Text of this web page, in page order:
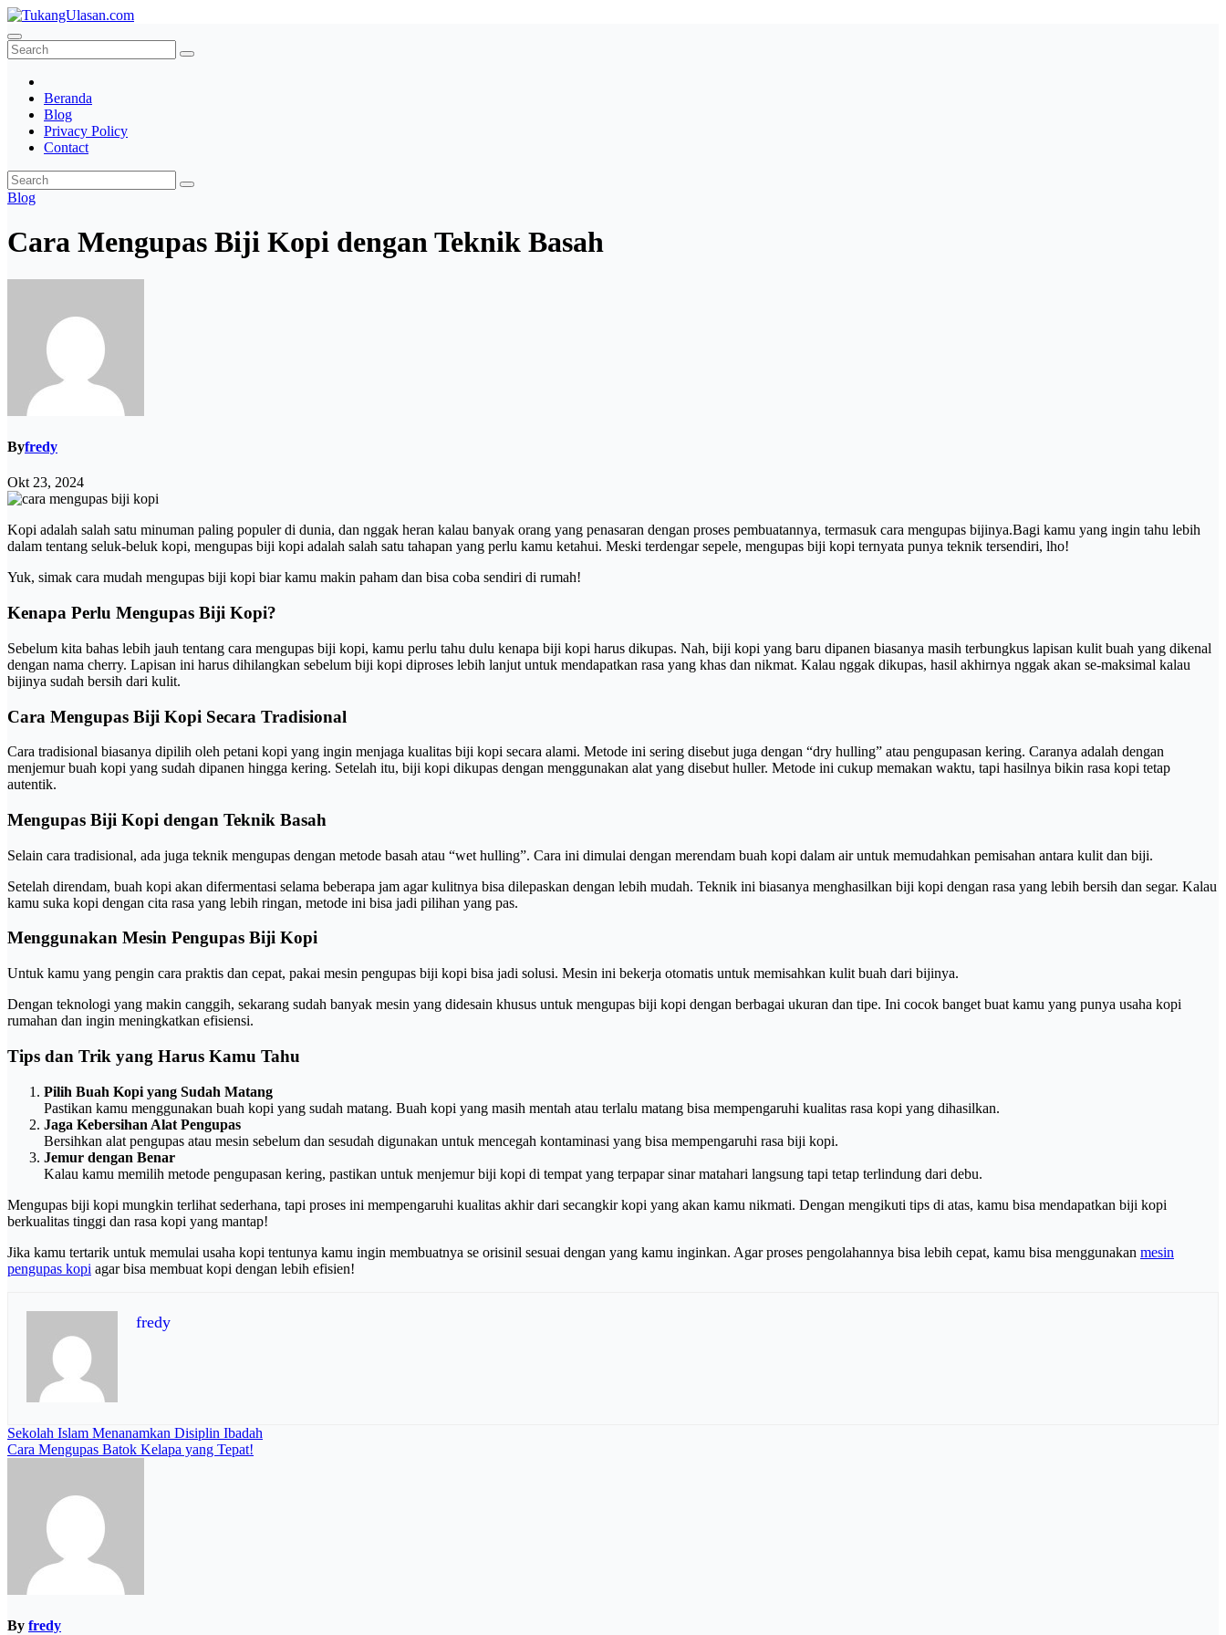
Skip
to
content
TukangUlasan.com
Baca Aja Dulu!
Beranda
Blog
Privacy Policy
Contact
Blog
Cara Mengupas Biji Kopi dengan Teknik Basah
Byfredy
Okt 23, 2024
Kopi adalah salah satu minuman paling populer di dunia, dan nggak heran kalau banyak orang yang penasaran dengan proses pembuatannya, termasuk cara mengupas bijinya.Bagi kamu yang ingin tahu lebih
dalam tentang seluk-beluk kopi, mengupas biji kopi adalah salah satu tahapan yang perlu kamu ketahui. Meski terdengar sepele, mengupas biji kopi ternyata punya teknik tersendiri, lho!
Yuk, simak cara mudah mengupas biji kopi biar kamu makin paham dan bisa coba sendiri di rumah!
Kenapa Perlu Mengupas Biji Kopi?
Sebelum kita bahas lebih jauh tentang cara mengupas biji kopi, kamu perlu tahu dulu kenapa biji kopi harus dikupas. Nah, biji kopi yang baru dipanen biasanya masih terbungkus lapisan kulit buah yang dikenal
dengan nama cherry. Lapisan ini harus dihilangkan sebelum biji kopi diproses lebih lanjut untuk mendapatkan rasa yang khas dan nikmat. Kalau nggak dikupas, hasil akhirnya nggak akan se-maksimal kalau
bijinya sudah bersih dari kulit.
Cara Mengupas Biji Kopi Secara Tradisional
Cara tradisional biasanya dipilih oleh petani kopi yang ingin menjaga kualitas biji kopi secara alami. Metode ini sering disebut juga dengan “dry hulling” atau pengupasan kering. Caranya adalah dengan
menjemur buah kopi yang sudah dipanen hingga kering. Setelah itu, biji kopi dikupas dengan menggunakan alat yang disebut huller. Metode ini cukup memakan waktu, tapi hasilnya bikin rasa kopi tetap
autentik.
Mengupas Biji Kopi dengan Teknik Basah
Selain cara tradisional, ada juga teknik mengupas dengan metode basah atau “wet hulling”. Cara ini dimulai dengan merendam buah kopi dalam air untuk memudahkan pemisahan antara kulit dan biji.
Setelah direndam, buah kopi akan difermentasi selama beberapa jam agar kulitnya bisa dilepaskan dengan lebih mudah. Teknik ini biasanya menghasilkan biji kopi dengan rasa yang lebih bersih dan segar. Kalau
kamu suka kopi dengan cita rasa yang lebih ringan, metode ini bisa jadi pilihan yang pas.
Menggunakan Mesin Pengupas Biji Kopi
Untuk kamu yang pengin cara praktis dan cepat, pakai mesin pengupas biji kopi bisa jadi solusi. Mesin ini bekerja otomatis untuk memisahkan kulit buah dari bijinya.
Dengan teknologi yang makin canggih, sekarang sudah banyak mesin yang didesain khusus untuk mengupas biji kopi dengan berbagai ukuran dan tipe. Ini cocok banget buat kamu yang punya usaha kopi
rumahan dan ingin meningkatkan efisiensi.
Tips dan Trik yang Harus Kamu Tahu
Pilih Buah Kopi yang Sudah Matang
Pastikan kamu menggunakan buah kopi yang sudah matang. Buah kopi yang masih mentah atau terlalu matang bisa mempengaruhi kualitas rasa kopi yang dihasilkan.
Jaga Kebersihan Alat Pengupas
Bersihkan alat pengupas atau mesin sebelum dan sesudah digunakan untuk mencegah kontaminasi yang bisa mempengaruhi rasa biji kopi.
Jemur dengan Benar
Kalau kamu memilih metode pengupasan kering, pastikan untuk menjemur biji kopi di tempat yang terpapar sinar matahari langsung tapi tetap terlindung dari debu.
Mengupas biji kopi mungkin terlihat sederhana, tapi proses ini mempengaruhi kualitas akhir dari secangkir kopi yang akan kamu nikmati. Dengan mengikuti tips di atas, kamu bisa mendapatkan biji kopi
berkualitas tinggi dan rasa kopi yang mantap!
Jika kamu tertarik untuk memulai usaha kopi tentunya kamu ingin membuatnya se orisinil sesuai dengan yang kamu inginkan. Agar proses pengolahannya bisa lebih cepat, kamu bisa menggunakan mesin
pengupas kopi agar bisa membuat kopi dengan lebih efisien!
fredy
Navigasi
pos
Sekolah Islam Menanamkan Disiplin Ibadah
Cara Mengupas Batok Kelapa yang Tepat!
By fredy